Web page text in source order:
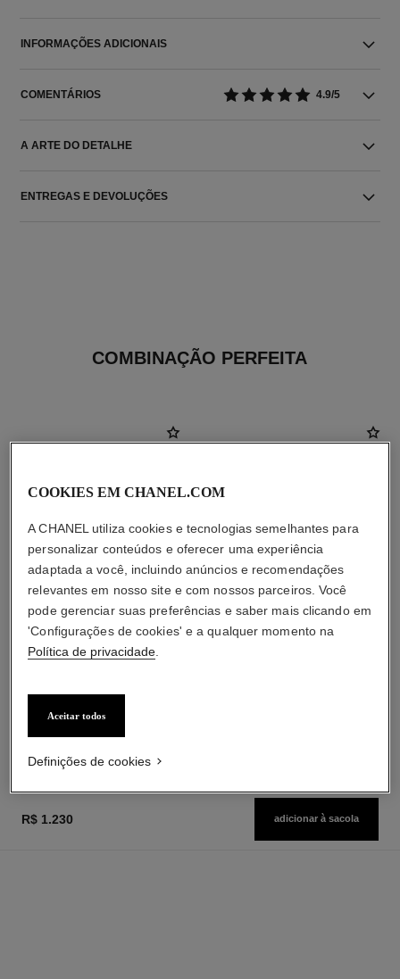
INFORMAÇÕES ADICIONAIS
COMENTÁRIOS 4.9/5
A ARTE DO DETALHE
ENTREGAS E DEVOLUÇÕES
COMBINAÇÃO PERFEITA
rouge coco flash
Instante
Ref. 174080
33 sombras disponíveis
R$ 1.230 adicionar à sacola
COOKIES EM CHANEL.COM
A CHANEL utiliza cookies e tecnologias semelhantes para
personalizar conteúdos e oferecer uma experiência
adaptada a você, incluindo anúncios e recomendações
relevantes em nosso site e com nossos parceiros. Você
pode gerenciar suas preferências e saber mais clicando em
'Configurações de cookies' e a qualquer momento na
Política de privacidade
Aceitar todos
Definições de cookies